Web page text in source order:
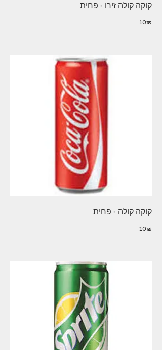
קוקה קולה זירו - פחית
‏10 ‏₪
קוקה קולה - פחית
‏10 ‏₪